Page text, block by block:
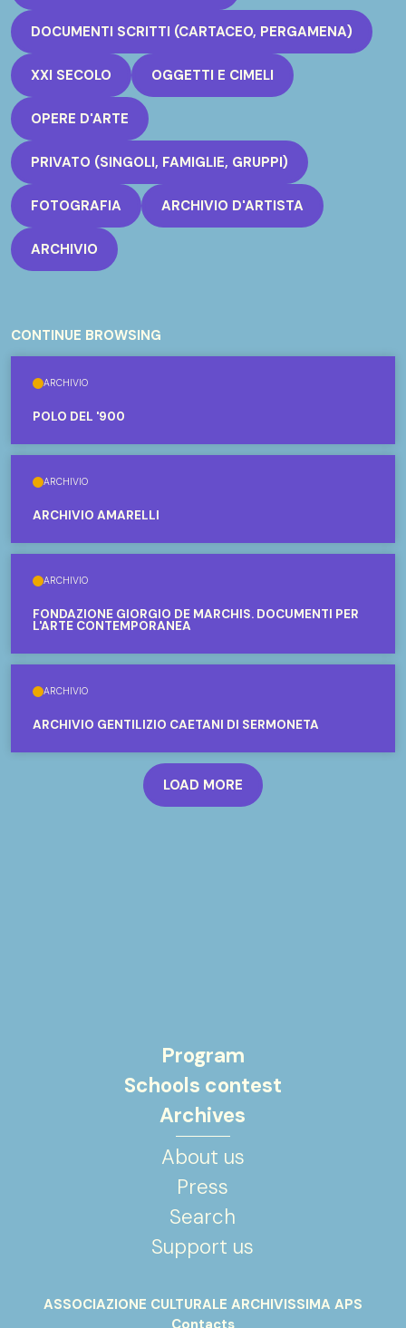
DOCUMENTI SCRITTI (CARTACEO, PERGAMENA)
XXI SECOLO OGGETTI E CIMELI
OPERE D'ARTE
PRIVATO (SINGOLI, FAMIGLIE, GRUPPI)
FOTOGRAFIA ARCHIVIO D'ARTISTA
ARCHIVIO
CONTINUE BROWSING
ARCHIVIO
POLO DEL '900
ARCHIVIO
ARCHIVIO AMARELLI
ARCHIVIO
FONDAZIONE GIORGIO DE MARCHIS. DOCUMENTI PER
L'ARTE CONTEMPORANEA
ARCHIVIO
ARCHIVIO GENTILIZIO CAETANI DI SERMONETA
LOAD MORE
Program
Schools contest
Archives
About us
Press
Search
Support us
ASSOCIAZIONE CULTURALE ARCHIVISSIMA APS
Contacts